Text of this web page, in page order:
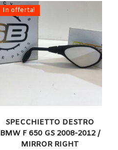
In offerta!
SPECCHIETTO DESTRO
BMW F 650 GS 2008-2012 /
MIRROR RIGHT